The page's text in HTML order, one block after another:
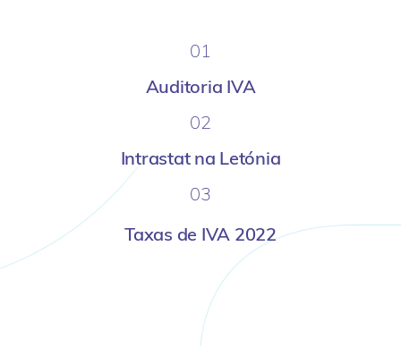
01
Auditoria IVA
02
Intrastat na Letónia
03
Taxas de IVA 2022